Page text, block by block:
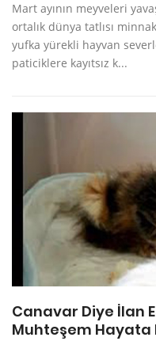
Mart ayının meyveleri
ortalık dünya tatlısı
yufka yürekli hayvan
paticiklere kayıtsız k...
Canavar Diye İlan
Muhteşem Hayata